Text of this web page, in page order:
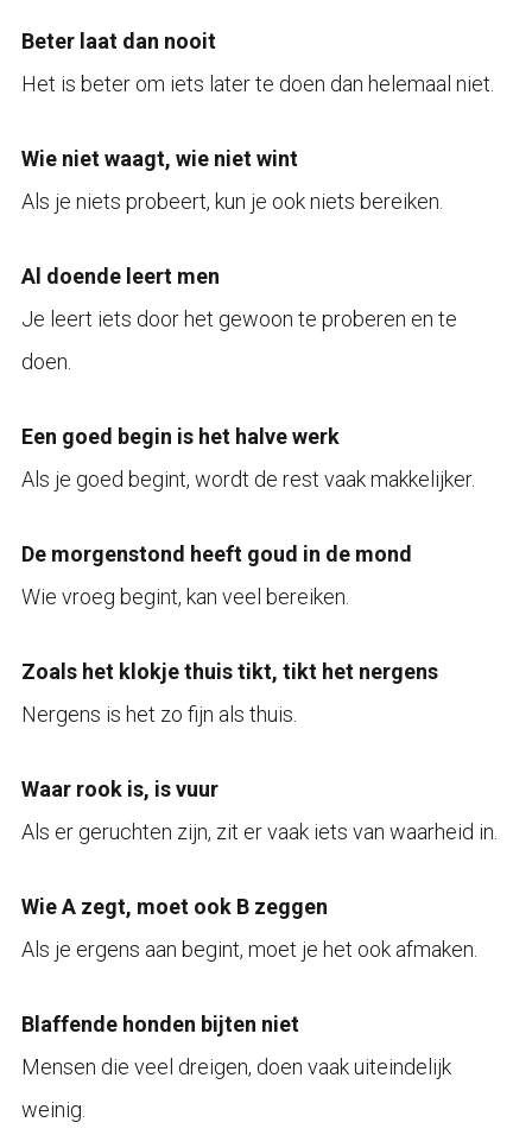
Beter laat dan nooit
Het is beter om iets later te doen dan helemaal niet.
Wie niet waagt, wie niet wint
Als je niets probeert, kun je ook niets bereiken.
Al doende leert men
Je leert iets door het gewoon te proberen en te
doen.
Een goed begin is het halve werk
Als je goed begint, wordt de rest vaak makkelijker.
De morgenstond heeft goud in de mond
Wie vroeg begint, kan veel bereiken.
Zoals het klokje thuis tikt, tikt het nergens
Nergens is het zo fijn als thuis.
Waar rook is, is vuur
Als er geruchten zijn, zit er vaak iets van waarheid in.
Wie A zegt, moet ook B zeggen
Als je ergens aan begint, moet je het ook afmaken.
Blaffende honden bijten niet
Mensen die veel dreigen, doen vaak uiteindelijk
weinig.